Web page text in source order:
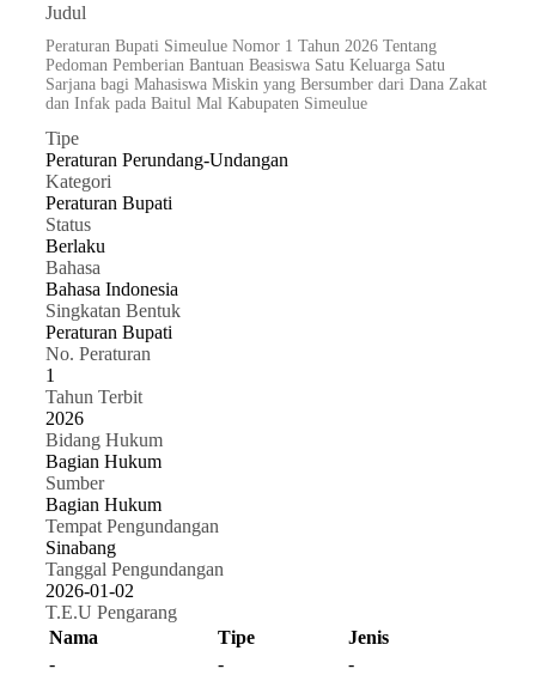
Judul
Peraturan Bupati Simeulue Nomor 1 Tahun 2026 Tentang
Pedoman Pemberian Bantuan Beasiswa Satu Keluarga Satu
Sarjana bagi Mahasiswa Miskin yang Bersumber dari Dana Zakat
dan Infak pada Baitul Mal Kabupaten Simeulue
Tipe
Peraturan Perundang-Undangan
Kategori
Peraturan Bupati
Status
Berlaku
Bahasa
Bahasa Indonesia
Singkatan Bentuk
Peraturan Bupati
No. Peraturan
1
Tahun Terbit
2026
Bidang Hukum
Bagian Hukum
Sumber
Bagian Hukum
Tempat Pengundangan
Sinabang
Tanggal Pengundangan
2026-01-02
T.E.U Pengarang
Nama
Tipe
Jenis
-
-
-